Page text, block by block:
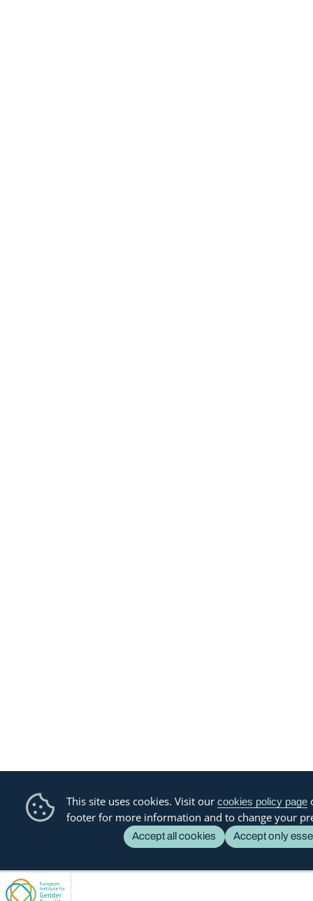
This site uses cookies. Visit our cookies policy page
footer for more information and to change your
Accept all cookies Accept only